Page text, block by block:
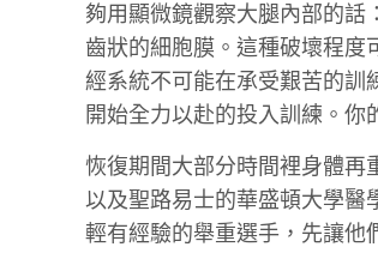
夠用顯微鏡觀察大腿內部的話
齒狀的細胞膜。這種破壞程度
經系統不可能在承受艱苦的訓
開始全力以赴的投入訓練。你
恢復期間大部分時間裡身體再
以及聖路易士的華盛頓大學醫
輕有經驗的舉重選手，先讓他